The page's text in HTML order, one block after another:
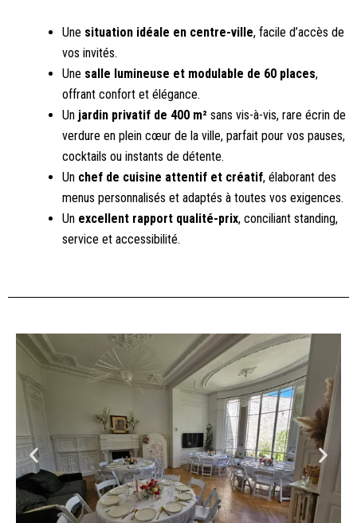
Une situation idéale en centre-ville, facile d’accès de
vos invités.
Une salle lumineuse et modulable de 60 places,
offrant confort et élégance.
Un jardin privatif de 400 m² sans vis-à-vis, rare écrin de
verdure en plein cœur de la ville, parfait pour vos pauses,
cocktails ou instants de détente.
Un chef de cuisine attentif et créatif, élaborant des
menus personnalisés et adaptés à toutes vos exigences.
Un excellent rapport qualité-prix, conciliant standing,
service et accessibilité.